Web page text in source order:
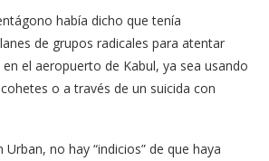
había dicho que tenía
de grupos radicales para atentar
el aeropuerto de Kabul, ya sea usando
o a través de un suicida con
no hay “indicios” de que haya